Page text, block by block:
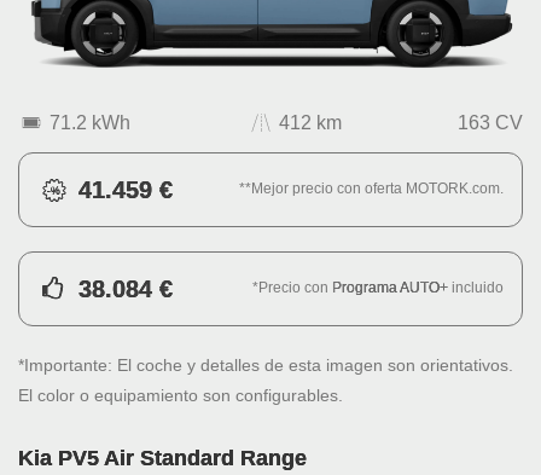
71.2 kWh 412 km 163 CV
41.459 € **Mejor precio con oferta MOTORK.com.
38.084 € *Precio con Programa AUTO+ incluido
*Importante: El coche y detalles de esta imagen son orientativos.
El color o equipamiento son configurables.
Kia PV5 Air Standard Range